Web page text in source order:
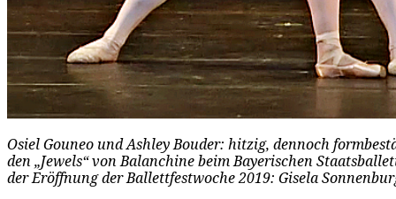
Osiel Gouneo und Ashley Bouder: hitzig, dennoch
den „Jewels“ von Balanchine beim Bayerischen
der Eröffnung der Ballettfestwoche 2019: Gisela